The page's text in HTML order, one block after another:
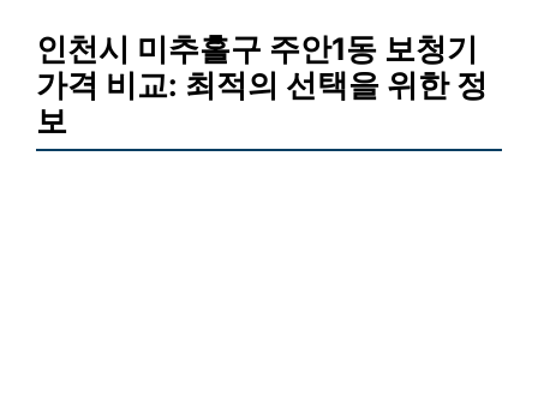
인천시 미추홀구 주안1동 보청기
가격 비교: 최적의 선택을 위한 정
보